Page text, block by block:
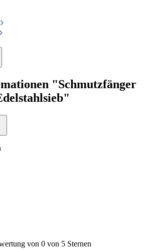
"Schmutzfänger
von 0 von 5 Sternen